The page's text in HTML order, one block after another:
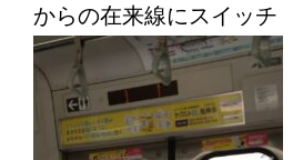
からの在来線にスイッチ